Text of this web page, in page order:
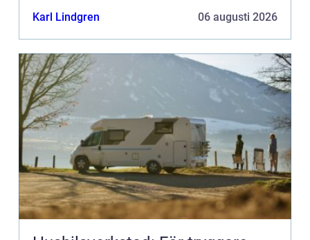
Karl Lindgren 06 augusti 2026